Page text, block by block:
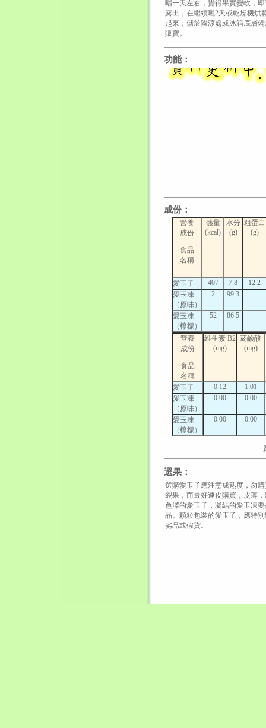
曬一天左右，覺得果實變軟，
露出，在繼續曬2天或乾燥機烘
起來，儲於陰涼處或冰箱底層
販賣。
功能：
成份：
營養
成份
食品
名稱
熱量
(kcal)
水分
(g)
粗蛋白
(g)
愛玉子 407 7.8
12.2
愛玉凍
（原味）
2 99.3 -
愛玉凍
（檸檬）
52 86.5 -
營養
成份
食品
名稱
維生素 B2
(mg)
菸鹼酸
(mg)
愛玉子 0.12
1.01
愛玉凍
（原味）
0.00 0.00
愛玉凍
（檸檬）
0.00 0.00
選果：
選購愛玉子應注意成熟度，勿
裂果，而最好連皮購買，皮薄
色澤的愛玉子，凝結的愛玉凍
品。顆粒包裝的愛玉子，應特
劣品或假貨。